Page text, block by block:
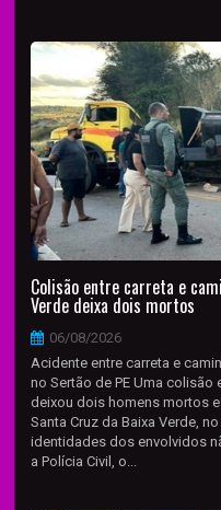
Colisão entre carreta e
Verde deixa dois mortos
06/08/2026
Acidente entre carreta e
no Sertão de PE Uma colisão
deixou dois homens mortos
Santa Cruz da Baixa Verde,
identidades dos envolvidos
a Polícia Civil, o...